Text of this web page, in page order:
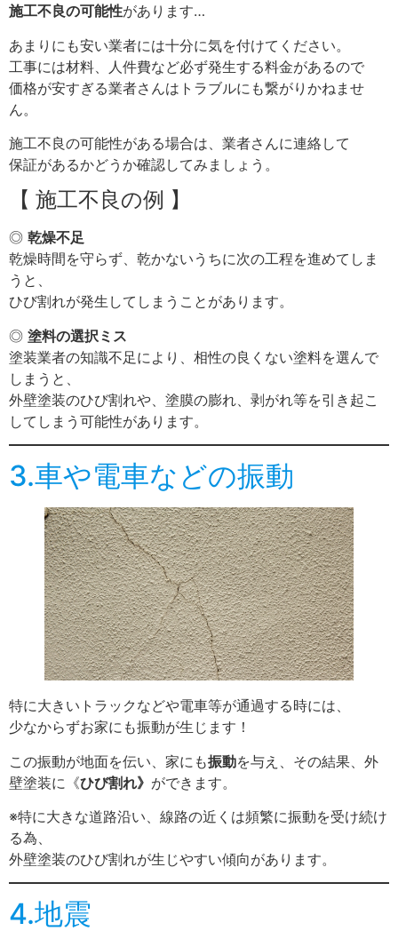
施工不良の可能性があります…
あまりにも安い業者には十分に気を付けてください。
工事には材料、人件費など必ず発生する料金があるので
価格が安すぎる業者さんはトラブルにも繋がりかねませ
ん。
施工不良の可能性がある場合は、業者さんに連絡して
保証があるかどうか確認してみましょう。
【 施工不良の例 】
◎ 乾燥不足
乾燥時間を守らず、乾かないうちに次の工程を進めてしま
うと、
ひび割れが発生してしまうことがあります。
◎ 塗料の選択ミス
塗装業者の知識不足により、相性の良くない塗料を選んで
しまうと、
外壁塗装のひび割れや、塗膜の膨れ、剥がれ等を引き起こ
してしまう可能性があります。
3.車や電車などの振動
特に大きいトラックなどや電車等が通過する時には、
少なからずお家にも振動が生じます！
この振動が地面を伝い、家にも振動を与え、その結果、外
壁塗装に《ひび割れ》 ができます。
※特に大きな道路沿い、線路の近くは頻繁に振動を受け続け
る為、
外壁塗装のひび割れが生じやすい傾向があります。
4.地震